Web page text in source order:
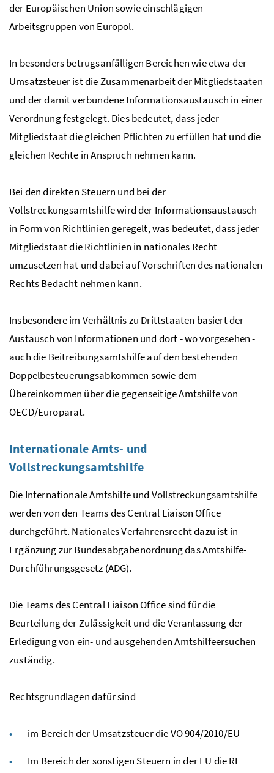
der Europäischen Union sowie einschlägigen
Arbeitsgruppen von Europol.
In besonders betrugsanfälligen Bereichen wie etwa der
Umsatzsteuer ist die Zusammenarbeit der Mitgliedstaaten
und der damit verbundene Informationsaustausch in einer
Verordnung festgelegt. Dies bedeutet, dass jeder
Mitgliedstaat die gleichen Pflichten zu erfüllen hat und die
gleichen Rechte in Anspruch nehmen kann.
Bei den direkten Steuern und bei der
Vollstreckungsamtshilfe wird der Informationsaustausch
in Form von Richtlinien geregelt, was bedeutet, dass jeder
Mitgliedstaat die Richtlinien in nationales Recht
umzusetzen hat und dabei auf Vorschriften des nationalen
Rechts Bedacht nehmen kann.
Insbesondere im Verhältnis zu Drittstaaten basiert der
Austausch von Informationen und dort - wo vorgesehen -
auch die Beitreibungsamtshilfe auf den bestehenden
Doppelbesteuerungsabkommen sowie dem
Übereinkommen über die gegenseitige Amtshilfe von
OECD/Europarat.
Internationale Amts- und
Vollstreckungsamtshilfe
Die Internationale Amtshilfe und Vollstreckungsamtshilfe
werden von den Teams des Central Liaison Office
durchgeführt. Nationales Verfahrensrecht dazu ist in
Ergänzung zur Bundesabgabenordnung das Amtshilfe-
Durchführungsgesetz (ADG).
Die Teams des Central Liaison Office sind für die
Beurteilung der Zulässigkeit und die Veranlassung der
Erledigung von ein- und ausgehenden Amtshilfeersuchen
zuständig.
Rechtsgrundlagen dafür sind
im Bereich der Umsatzsteuer die VO 904/2010/EU
Im Bereich der sonstigen Steuern in der EU die RL